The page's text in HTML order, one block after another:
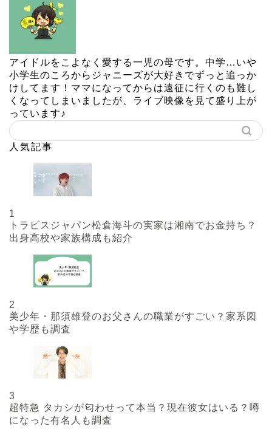
アイドルをこよなく愛する一児の母です。中学…いや
小学生のころからジャニーズが大好きでずっと追っか
けしてます！ママになってからは遠征に行くのも難し
くなってしまいましたが、ライブ映像を見て盛り上が
っています♪
人気記事
1
トラビスジャパン松倉海斗の実家は湘南でお金持ち？
出身高校や家族構成も紹介
2
美少年・那須雄登のお父さんの職業がすごい？家系図
や学歴も調査
3
超特急 タカシが匂わせって本当？現在彼女はいる？噂
になった有名人も調査